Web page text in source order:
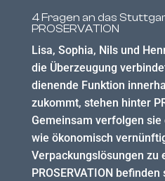
4 Fragen an das
PROSERVATION
Lisa, Sophia, Nils und
die Überzeugung
dienende Funktion
zukommt, stehen hinter
Gemeinsam verfolgen
wie ökonomisch
Verpackungslösungen zu
PROSERVATION